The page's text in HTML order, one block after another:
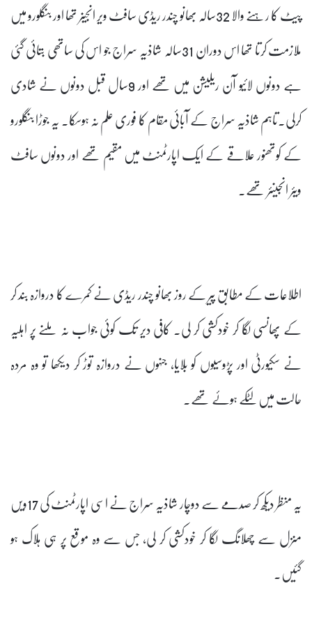
پیٹ کا رہنے والا 32سالہ بھانو چندر ریڈی سافٹ ویر انجینر تھا اور بنگلورو میں
ملازمت کرتا تھا اس دوران 31سالہ شاذیہ سراج جو اس کی ساتھی بتائی گئی
ہے دونوں لائیو آن ریلیشن میں تھے اور 9سال قبل دونوں نے شادی
کرلی.تاہم شاذیہ سراج کے آبائی مقام کا فوری علم نہ ہوسکا. یہ جوڑا بنگلورو
کے کوتھنور علاقے کے ایک اپارٹمنٹ میں مقیم تھے اور دونوں سافٹ
ویئر انجینئر تھے۔
اطلاعات کے مطابق پیر کے روز بھانو چندر ریڈی نے کمرے کا دروازہ بند کر
کے پھانسی لگا کر خودکشی کر لی۔ کافی دیر تک کوئی جواب نہ ملنے پر اہلیہ
نے سکیورٹی اور پڑوسیوں کو بلایا، جنہوں نے دروازہ توڑ کر دیکھا تو وہ مردہ
حالت میں لٹکے ہوئے تھے۔
یہ منظر دیکھ کر صدمے سے دوچار شاذیہ سراج نے اسی اپارٹمنٹ کی 17ویں
منزل سے چھلانگ لگا کر خودکشی کر لی، جس سے وہ موقع پر ہی ہلاک ہو
گئیں۔